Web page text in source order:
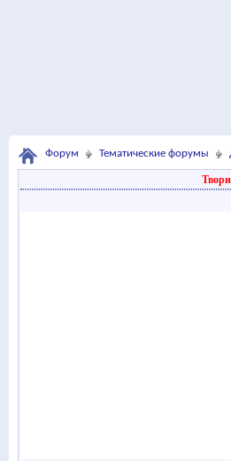
Форум Тематические форумы